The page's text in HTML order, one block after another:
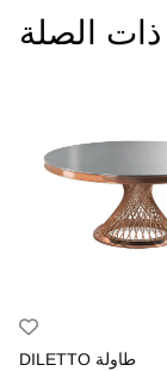
ذات الصلة
طاولة DILETTO